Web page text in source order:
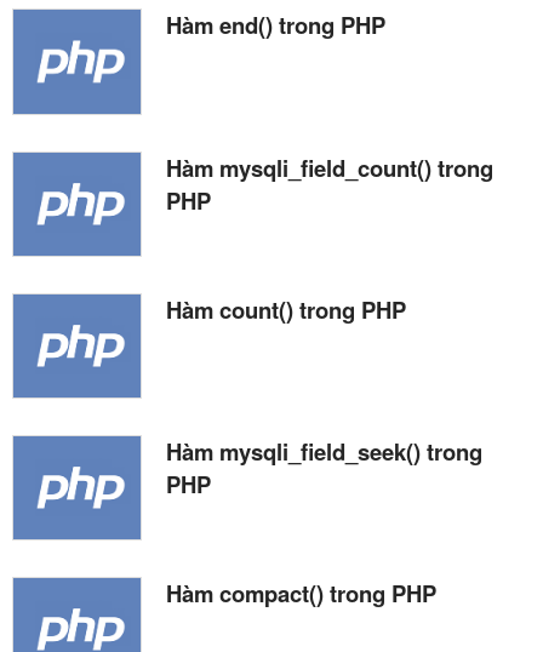
Hàm end() trong PHP
Hàm mysqli_field_count() trong
PHP
Hàm count() trong PHP
Hàm mysqli_field_seek() trong
PHP
Hàm compact() trong PHP